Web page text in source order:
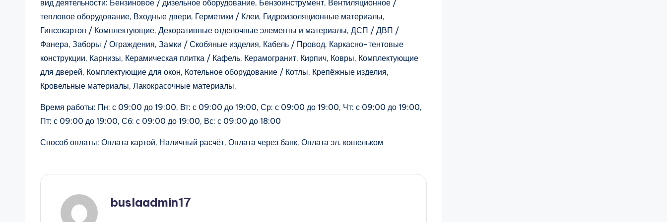
вид деятельности: Бензиновое / дизельное оборудование, Бензоинструмент, Вентиляционное /
тепловое оборудование, Входные двери, Герметики / Клеи, Гидроизоляционные материалы,
Гипсокартон / Комплектующие, Декоративные отделочные элементы и материалы, ДСП / ДВП /
Фанера, Заборы / Ограждения, Замки / Скобяные изделия, Кабель / Провод, Каркасно-тентовые
конструкции, Карнизы, Керамическая плитка / Кафель, Керамогранит, Кирпич, Ковры, Комплектующие
для дверей, Комплектующие для окон, Котельное оборудование / Котлы, Крепёжные изделия,
Кровельные материалы, Лакокрасочные материалы,
Время работы: Пн: с 09:00 до 19:00, Вт: с 09:00 до 19:00, Ср: с 09:00 до 19:00, Чт: с 09:00 до 19:00,
Пт: с 09:00 до 19:00, Сб: с 09:00 до 19:00, Вс: с 09:00 до 18:00
Способ оплаты: Оплата картой, Наличный расчёт, Оплата через банк, Оплата эл. кошельком
buslaadmin17